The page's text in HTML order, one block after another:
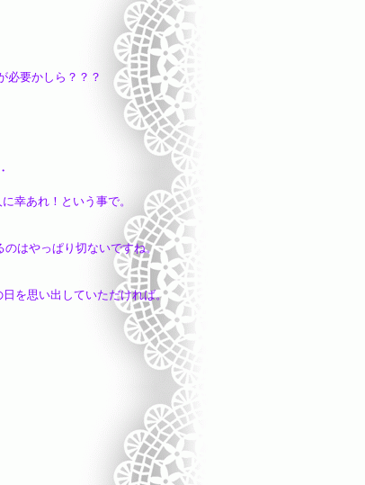
かしら？？？
幸あれ！という事で。
はやっぱり切ないですね。
を思い出していただければ。